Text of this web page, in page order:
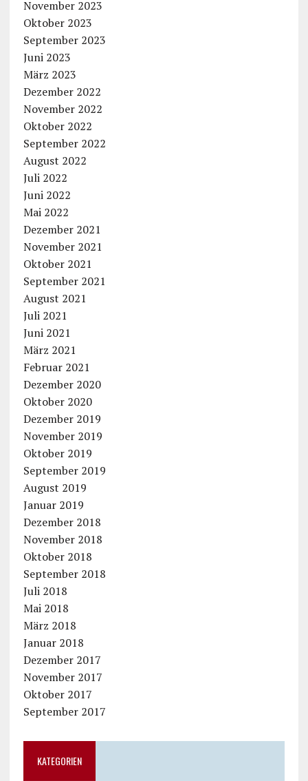
November 2023
Oktober 2023
September 2023
Juni 2023
März 2023
Dezember 2022
November 2022
Oktober 2022
September 2022
August 2022
Juli 2022
Juni 2022
Mai 2022
Dezember 2021
November 2021
Oktober 2021
September 2021
August 2021
Juli 2021
Juni 2021
März 2021
Februar 2021
Dezember 2020
Oktober 2020
Dezember 2019
November 2019
Oktober 2019
September 2019
August 2019
Januar 2019
Dezember 2018
November 2018
Oktober 2018
September 2018
Juli 2018
Mai 2018
März 2018
Januar 2018
Dezember 2017
November 2017
Oktober 2017
September 2017
KATEGORIEN